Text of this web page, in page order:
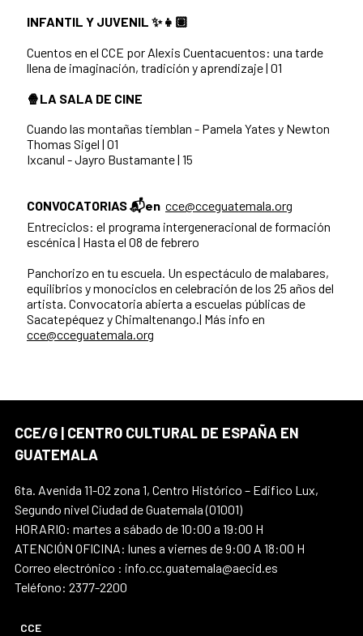
INFANTIL Y JUVENIL ✨👧🏽
Cuentos en el CCE por Alexis Cuentacuentos: una tarde
llena de imaginación, tradición y aprendizaje | 01
🍿LA SALA DE CINE
Cuando las montañas tiemblan - Pamela Yates y Newton
Thomas Sigel | 01
Ixcanul - Jayro Bustamante | 15
CONVOCATORIAS 📬en cce@cceguatemala.org
Entreciclos: el programa intergeneracional de formación
escénica | Hasta el 08 de febrero
Panchorizo en tu escuela. Un espectáculo de malabares,
equilibrios y monociclos en celebración de los 25 años del
artista. Convocatoria abierta a escuelas públicas de
Sacatepéquez y Chimaltenango.| Más info en
cce@cceguatemala.org
CCE/G | CENTRO CULTURAL DE ESPAÑA EN
GUATEMALA
6ta. Avenida 11-02 zona 1, Centro Histórico – Edifico Lux,
Segundo nivel Ciudad de Guatemala (01001)
HORARIO: martes a sábado de 10:00 a 19:00 H
ATENCIÓN OFICINA: lunes a viernes de 9:00 A 18:00 H
Correo electrónico : info.cc.guatemala@aecid.es
Teléfono: 2377-2200
CCE